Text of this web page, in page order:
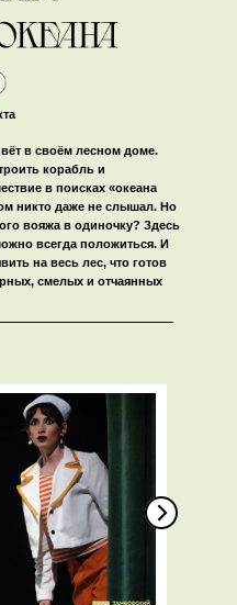
в своём лесном доме.
корабль и
в поисках «океана
никто даже не слышал. Но
вояжа в одиночку? Здесь
всегда положиться. И
на весь лес, что готов
смелых и отчаянных